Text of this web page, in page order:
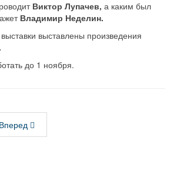
Виктор Лупачев, а каким был
Владимир Неделин.
выставлены произведения
до 1 ноября.
Вперед